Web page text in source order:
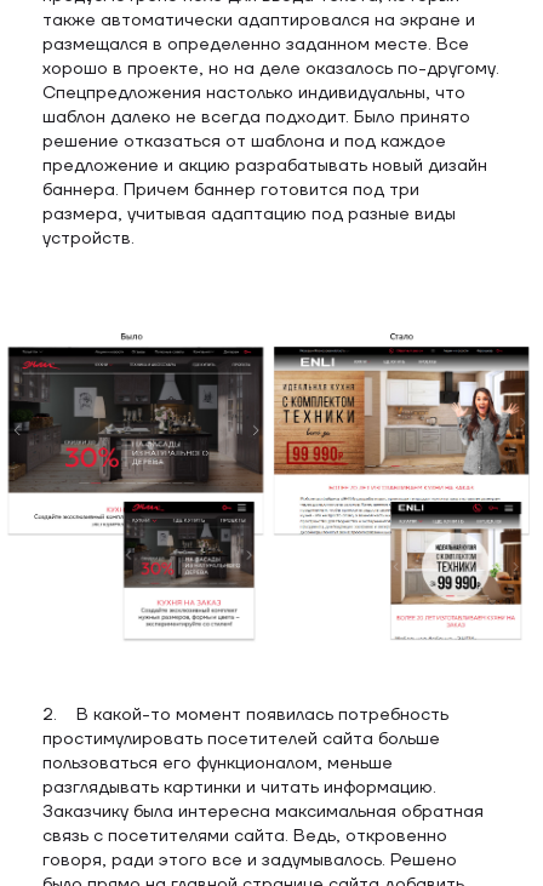
также автоматически адаптировался на экране и
размещался в определенно заданном месте. Все
хорошо в проекте, но на деле оказалось по-другому.
Спецпредложения настолько индивидуальны, что
шаблон далеко не всегда подходит. Было принято
решение отказаться от шаблона и под каждое
предложение и акцию разрабатывать новый дизайн
баннера. Причем баннер готовится под три
размера, учитывая адаптацию под разные виды
устройств.
2. В какой-то момент появилась потребность
простимулировать посетителей сайта больше
пользоваться его функционалом, меньше
разглядывать картинки и читать информацию.
Заказчику была интересна максимальная обратная
связь с посетителями сайта. Ведь, откровенно
говоря, ради этого все и задумывалось. Решено